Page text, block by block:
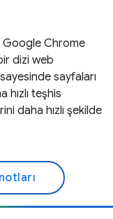
Google Chrome
dizi web
sayfaları
hızlı teşhis
daha hızlı şekilde